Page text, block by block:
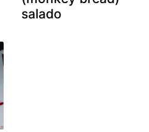
salado